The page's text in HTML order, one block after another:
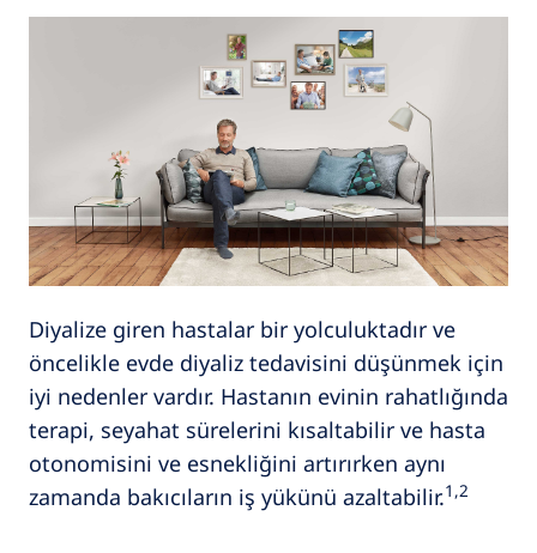
Diyalize giren hastalar bir yolculuktadır ve
öncelikle evde diyaliz tedavisini düşünmek için
iyi nedenler vardır. Hastanın evinin rahatlığında
terapi, seyahat sürelerini kısaltabilir ve hasta
otonomisini ve esnekliğini artırırken aynı
zamanda bakıcıların iş yükünü azaltabilir.1,2